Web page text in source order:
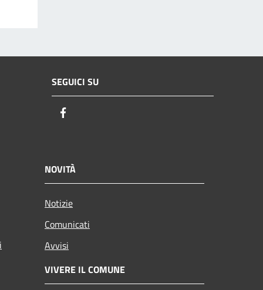
SEGUICI SU
NOVITÀ
Notizie
Comunicati
Avvisi
VIVERE IL COMUNE